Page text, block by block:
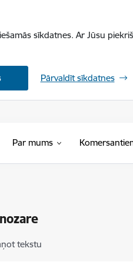
sīkdatnes. Ar Jūsu
Pārvaldīt sīkdatnes
Par mums
tekstu